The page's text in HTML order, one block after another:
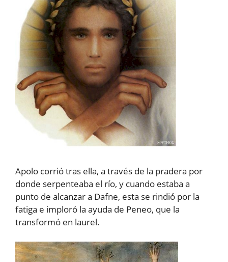
Apolo corrió tras ella, a través de la pradera por
donde serpenteaba el río, y cuando estaba a
punto de alcanzar a Dafne, esta se rindió por la
fatiga e imploró la ayuda de Peneo, que la
transformó en laurel.